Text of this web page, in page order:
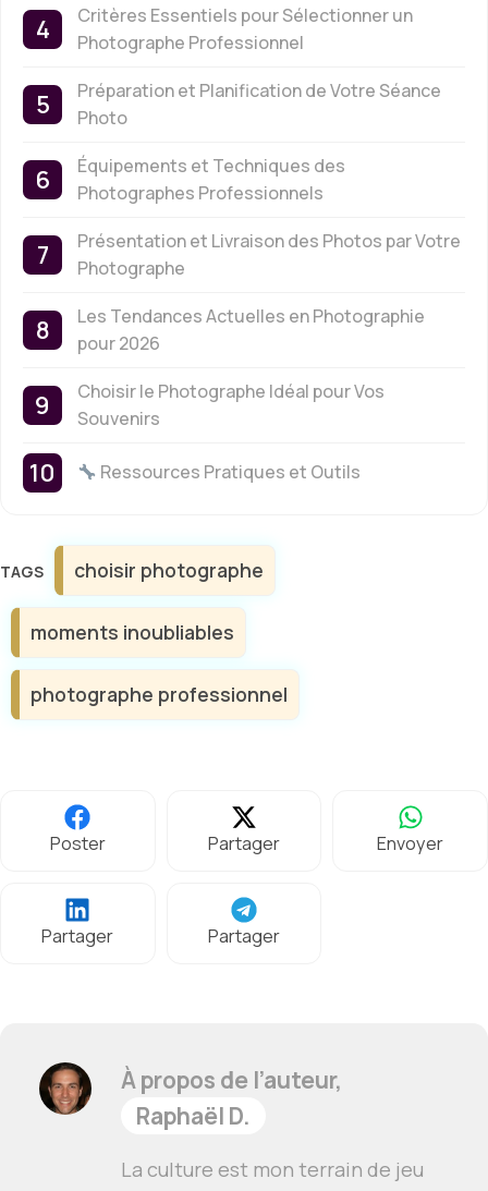
Critères Essentiels pour Sélectionner un
Photographe Professionnel
Préparation et Planification de Votre Séance
Photo
Équipements et Techniques des
Photographes Professionnels
Présentation et Livraison des Photos par Votre
Photographe
Les Tendances Actuelles en Photographie
pour 2026
Choisir le Photographe Idéal pour Vos
Souvenirs
Ressources Pratiques et Outils
Étiquettes
choisir photographe
moments inoubliables
photographe professionnel
Poster Partager Envoyer
Partager Partager
À propos de l’auteur,
Raphaël D.
La culture est mon terrain de jeu